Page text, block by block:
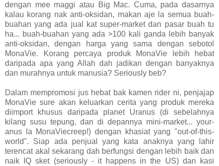
dengan mee maggi atau Big Mac. Cuma, pada dasarnya
kalau korang nak anti-oksidan, makan aje la semua buah-
buahan yang ada jual kat super-market dan pasar buah tu
ha... buah-buahan yang ada >100 kali ganda lebih banyak
anti-oksidan, dengan harga yang sama dengan sebotol
MonaVie. Korang percaya produk MonaVie lebih hebat
daripada apa yang Allah dah jadikan dengan banyaknya
dan murahnya untuk manusia? Seriously beb?
Dalam mempromosi jus hebat bak kamen rider ni, penjajap
MonaVie sure akan keluarkan cerita yang produk mereka
diimport khusus daripada planet Uranus (di sebelahnya
kilang susu tepung, dan di depannya mini-market... your-
anus la MonaViecreep!) dengan khasiat yang "out-of-this-
world". Siap ada penjual yang kata anaknya yang lahir
terencat akal sekarang dah berfungsi dengan lebih baik dan
naik IQ sket (seriously - it happens in the US) dan kasi